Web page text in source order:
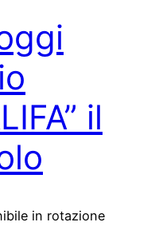
il
in rotazione